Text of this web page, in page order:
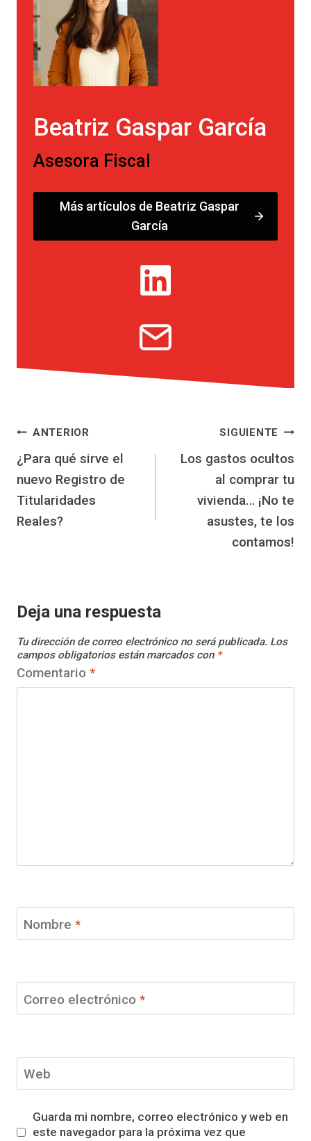
Beatriz Gaspar García
Asesora Fiscal
Más artículos de Beatriz Gaspar
García
Navegación
de
entradas
ANTERIOR
¿Para qué sirve el
nuevo Registro de
Titularidades
Reales?
SIGUIENTE
Los gastos ocultos
al comprar tu
vivienda… ¡No te
asustes, te los
contamos!
Deja una respuesta
Tu dirección de correo electrónico no será publicada. Los
campos obligatorios están marcados con *
Comentario *
Nombre *
Correo electrónico *
Web
Guarda mi nombre, correo electrónico y web en
este navegador para la próxima vez que